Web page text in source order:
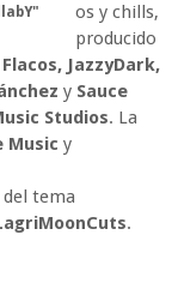
os y chills,
producido
JazzyDark,
y Sauce
Studios. La
Music y
del tema
.